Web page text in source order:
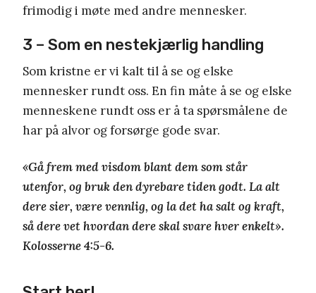
frimodig i møte med andre mennesker.
3 – Som en nestekjærlig handling
Som kristne er vi kalt til å se og elske
mennesker rundt oss. En fin måte å se og elske
menneskene rundt oss er å ta spørsmålene de
har på alvor og forsørge gode svar.
«Gå frem med visdom blant dem som står
utenfor, og bruk den dyrebare tiden godt. La alt
dere sier, være vennlig, og la det ha salt og kraft,
så dere vet hvordan dere skal svare hver enkelt».
Kolosserne 4:5-6.